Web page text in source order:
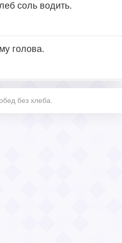
соль водить.
голова.
без хлеба.